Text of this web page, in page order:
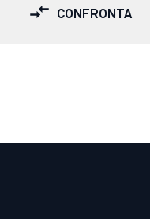
CONFRONTA